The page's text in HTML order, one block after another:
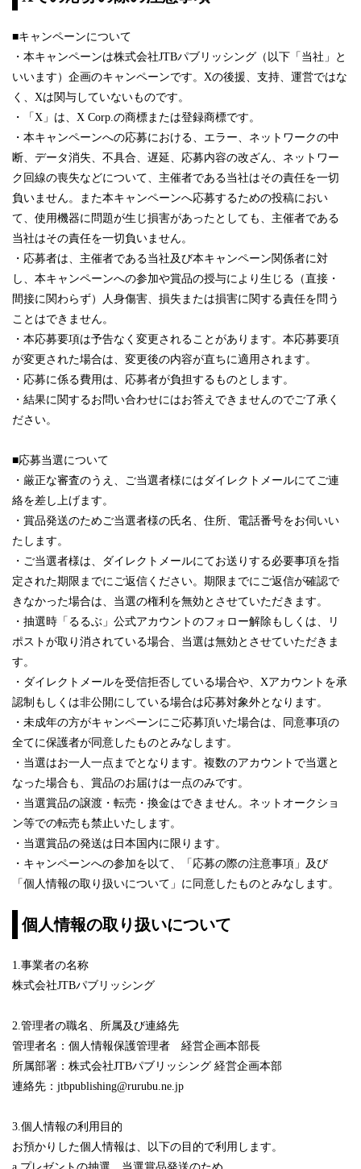
■キャンペーンについて
・本キャンペーンは株式会社JTBパブリッシング（以下「当社」と
いいます）企画のキャンペーンです。Xの後援、支持、運営ではな
く、Xは関与していないものです。
・「X」は、X Corp.の商標または登録商標です。
・本キャンペーンへの応募における、エラー、ネットワークの中
断、データ消失、不具合、遅延、応募内容の改ざん、ネットワー
ク回線の喪失などについて、主催者である当社はその責任を一切
負いません。また本キャンペーンへ応募するための投稿におい
て、使用機器に問題が生じ損害があったとしても、主催者である
当社はその責任を一切負いません。
・応募者は、主催者である当社及び本キャンペーン関係者に対
し、本キャンペーンへの参加や賞品の授与により生じる（直接・
間接に関わらず）人身傷害、損失または損害に関する責任を問う
ことはできません。
・本応募要項は予告なく変更されることがあります。本応募要項
が変更された場合は、変更後の内容が直ちに適用されます。
・応募に係る費用は、応募者が負担するものとします。
・結果に関するお問い合わせにはお答えできませんのでご了承く
ださい。
■応募当選について
・厳正な審査のうえ、ご当選者様にはダイレクトメールにてご連
絡を差し上げます。
・賞品発送のためご当選者様の氏名、住所、電話番号をお伺いい
たします。
・ご当選者様は、ダイレクトメールにてお送りする必要事項を指
定された期限までにご返信ください。期限までにご返信が確認で
きなかった場合は、当選の権利を無効とさせていただきます。
・抽選時「るるぶ」公式アカウントのフォロー解除もしくは、リ
ポストが取り消されている場合、当選は無効とさせていただきま
す。
・ダイレクトメールを受信拒否している場合や、Xアカウントを承
認制もしくは非公開にしている場合は応募対象外となります。
・未成年の方がキャンペーンにご応募頂いた場合は、同意事項の
全てに保護者が同意したものとみなします。
・当選はお一人一点までとなります。複数のアカウントで当選と
なった場合も、賞品のお届けは一点のみです。
・当選賞品の譲渡・転売・換金はできません。ネットオークショ
ン等での転売も禁止いたします。
・当選賞品の発送は日本国内に限ります。
・キャンペーンへの参加を以て、「応募の際の注意事項」及び
「個人情報の取り扱いについて」に同意したものとみなします。
個人情報の取り扱いについて
1.事業者の名称
株式会社JTBパブリッシング
2.管理者の職名、所属及び連絡先
管理者名：個人情報保護管理者 経営企画本部長
所属部署：株式会社JTBパブリッシング 経営企画本部
連絡先：jtbpublishing@rurubu.ne.jp
3.個人情報の利用目的
お預かりした個人情報は、以下の目的で利用します。
a.プレゼントの抽選、当選賞品発送のため